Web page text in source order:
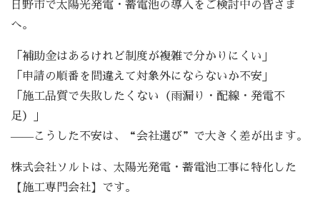
日野市で太陽光発電・蓄電池の導入をご検討中の皆さま
へ。
「補助金はあるけれど制度が複雑で分かりにくい」
「申請の順番を間違えて対象外にならないか不安」
「施工品質で失敗したくない（雨漏り・配線・発電不
足）」
——こうした不安は、“会社選び”で大きく差が出ます。
株式会社ソルトは、太陽光発電・蓄電池工事に特化した
【施工専門会社】です。